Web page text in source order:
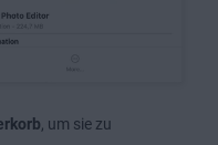
, um sie zu